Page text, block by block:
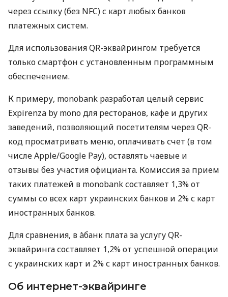
через ссылку (без NFC) с карт любых банков
платежных систем.
Для использования QR-эквайрингом требуется
только смартфон с установленным программным
обеспечением.
К примеру, monobank разработал целый сервис
Expirenza by mono для ресторанов, кафе и других
заведений, позволяющий посетителям через QR-
код просматривать меню, оплачивать счет (в том
числе Apple/Google Pay), оставлять чаевые и
отзывы без участия официанта. Комиссия за прием
таких платежей в monobank составляет 1,3% от
суммы со всех карт украинских банков и 2% с карт
иностранных банков.
Для сравнения, в àбанк плата за услугу QR-
эквайринга составляет 1,2% от успешной операции
с украинских карт и 2% с карт иностранных банков.
Об интернет-эквайринге